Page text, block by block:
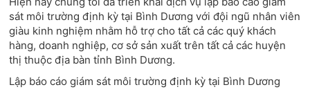
sát môi trường định kỳ tại Bình Dương với đội ngũ nhân viên
giàu kinh nghiệm nhằm hỗ trợ cho tất cả các quý khách
hàng, doanh nghiệp, cơ sở sản xuất trên tất cả các huyện
thị thuộc địa bàn tỉnh Bình Dương.
Lập báo cáo giám sát môi trường định kỳ tại Bình Dương